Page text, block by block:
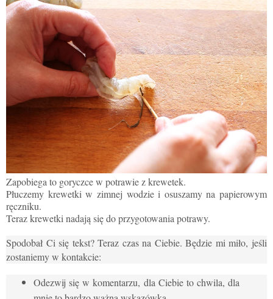
Zapobiega to goryczce w potrawie z krewetek.
Płuczemy krewetki w zimnej wodzie i osuszamy na papierowym
ręczniku.
Teraz krewetki nadają się do przygotowania potrawy.
Spodobał Ci się tekst? Teraz czas na Ciebie. Będzie mi miło, jeśli
zostaniemy w kontakcie:
Odezwij się w komentarzu, dla Ciebie to chwila, dla